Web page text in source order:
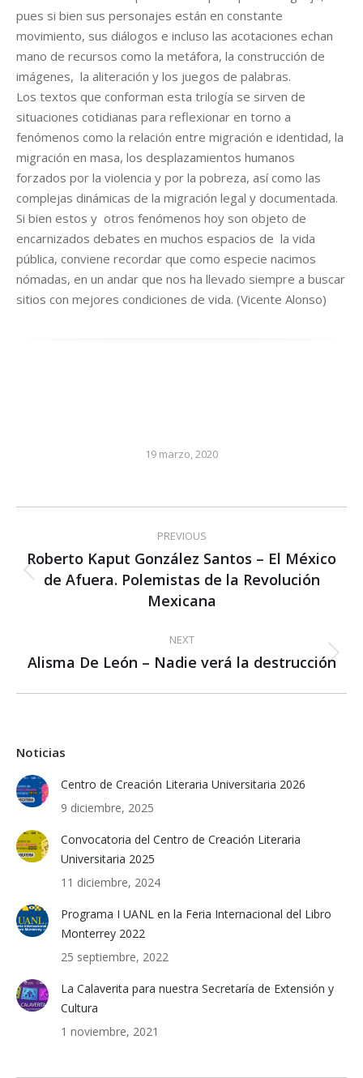
pues si bien sus personajes están en constante
movimiento, sus diálogos e incluso las acotaciones echan
mano de recursos como la metáfora, la construcción de
imágenes, la aliteración y los juegos de palabras.
Los textos que conforman esta trilogía se sirven de
situaciones cotidianas para reflexionar en torno a
fenómenos como la relación entre migración e identidad, la
migración en masa, los desplazamientos humanos
forzados por la violencia y por la pobreza, así como las
complejas dinámicas de la migración legal y documentada.
Si bien estos y otros fenómenos hoy son objeto de
encarnizados debates en muchos espacios de la vida
pública, conviene recordar que como especie nacimos
nómadas, en un andar que nos ha llevado siempre a buscar
sitios con mejores condiciones de vida. (Vicente Alonso)
19 marzo, 2020
navigation
PREVIOUS
Previous
post:
Roberto Kaput González Santos – El México
de Afuera. Polemistas de la Revolución
Mexicana
NEXT
Next
Alisma De León – Nadie verá la destrucción
Noticias
Centro de Creación Literaria Universitaria 2026
9 diciembre, 2025
Convocatoria del Centro de Creación Literaria
Universitaria 2025
11 diciembre, 2024
Programa I UANL en la Feria Internacional del Libro
Monterrey 2022
25 septiembre, 2022
La Calaverita para nuestra Secretaría de Extensión y
Cultura
1 noviembre, 2021